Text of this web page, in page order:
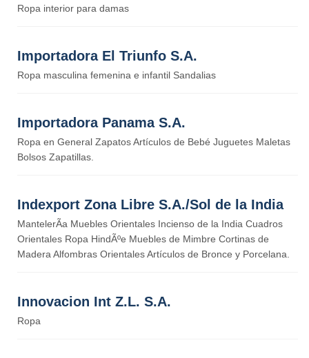
Ropa interior para damas
Importadora El Triunfo S.A.
Ropa masculina femenina e infantil Sandalias
Importadora Panama S.A.
Ropa en General Zapatos Artículos de Bebé Juguetes Maletas
Bolsos Zapatillas.
Indexport Zona Libre S.A./Sol de la India
MantelerÃ­a Muebles Orientales Incienso de la India Cuadros
Orientales Ropa HindÃºe Muebles de Mimbre Cortinas de
Madera Alfombras Orientales Artículos de Bronce y Porcelana.
Innovacion Int Z.L. S.A.
Ropa